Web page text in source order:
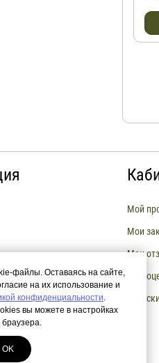
Мой
Мои
Мои
Мои
Мои
файлы. Оставаясь на сайте,
на их использование и
конфиденциальности.
вы можете в настройках
браузера.
OK